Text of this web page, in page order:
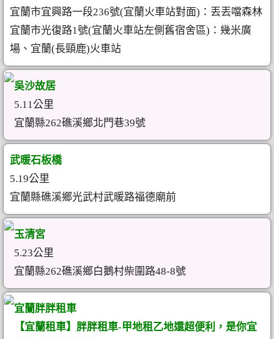
宜蘭市宜興路一段236號(宜蘭火車站對面)：丟丟噹森林
宜蘭市光復路1號(宜蘭火車站左側舊宿舍區)：幾米廣
場、宜蘭(長頸鹿)火車站
吳沙故居
5.11公里
宜蘭縣262礁溪鄉北門巷39號
武暖石板橋
5.19公里
宜蘭縣礁溪鄉光武村武暖路福德廟前
玉清宮
5.23公里
宜蘭縣262礁溪鄉白鵝村柴圍路48-8號
宜蘭胖胖租車
【宜蘭租車】胖胖租車-甲地租乙地還超便利，是你宜